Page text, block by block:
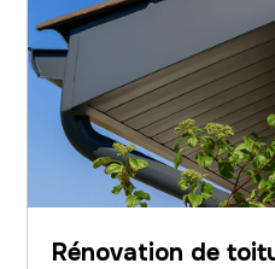
Rénovation de